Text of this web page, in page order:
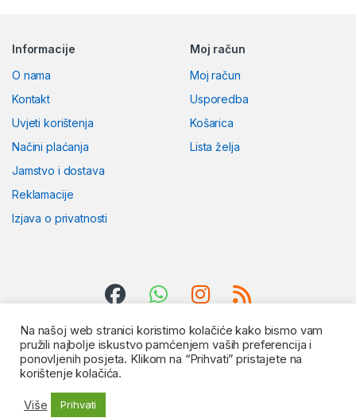
Informacije
O nama
Kontakt
Uvjeti korištenja
Načini plaćanja
Jamstvo i dostava
Reklamacije
Izjava o privatnosti
Moj račun
Moj račun
Usporedba
Košarica
Lista želja
Na našoj web stranici koristimo kolačiće kako bismo vam
pružili najbolje iskustvo pamćenjem vaših preferencija i
ponovljenih posjeta. Klikom na “Prihvati” pristajete na
korištenje kolačića.
Više Prihvati